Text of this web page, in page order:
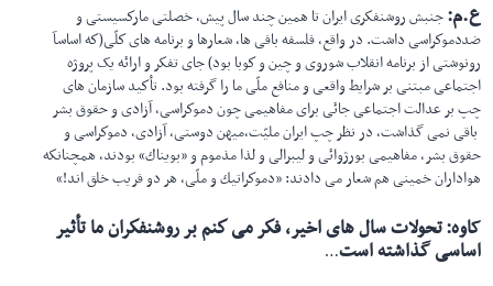
ع.م:جنبش روشنفكری ایران تا همین چند سال پیش، خصلتی ماركسیستی و
ضددموكراسی داشت. در واقع، فلسفه بافی ها، شعارها و برنامه های كلّی(كه اساسآ
رونوشتی از برنامه انقلاب شوروی و چین و كوبا بود) جای تفكر و ارائه یک پروژه
اجتماعی مبتنی بر شرایط واقعی و منافع ملّی ما را گرفته بود. تأكید سازمان های
چپ بر عدالت اجتماعی جائی برای مفاهیمی چون دموكراسی، آزادی و حقوق بشر
باقی نمی گذاشت، در نظر چپ ایران ملیّت،میهن دوستی، آزادی، دموكراسی و
حقوق بشر، مفاهیمی بورژوائی و لیبرالی و لذا مذموم و «بویناك» بودند، همچنانكه
هواداران خمینی هم شعار می دادند: «دموكراتیك و ملّی، هر دو فریب خلق اند!»
کاوه:تحولات سال های اخیر، فكر می كنم بر روشنفكران ما تأثیر
اساسی گذاشته است…